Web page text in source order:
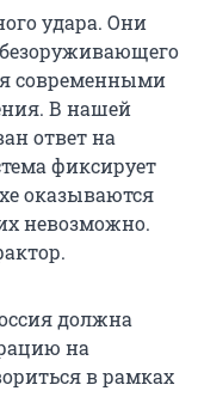
удара. Они
современными
В нашей
ответ на
фиксирует
оказываются
невозможно.
должна
на
в рамках